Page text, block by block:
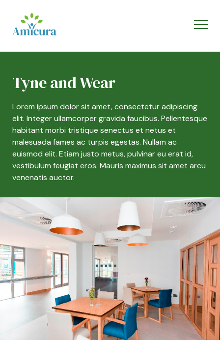
Tyne and Wear
Lorem ipsum dolor sit amet, consectetur adipiscing
elit. Integer ullamcorper gravida faucibus. Pellentesque
habitant morbi tristique senectus et netus et
malesuada fames ac turpis egestas. Nullam ac
euismod elit. Etiam justo metus, pulvinar eu erat id,
vestibulum feugiat eros. Mauris maximus sit amet arcu
venenatis auctor.